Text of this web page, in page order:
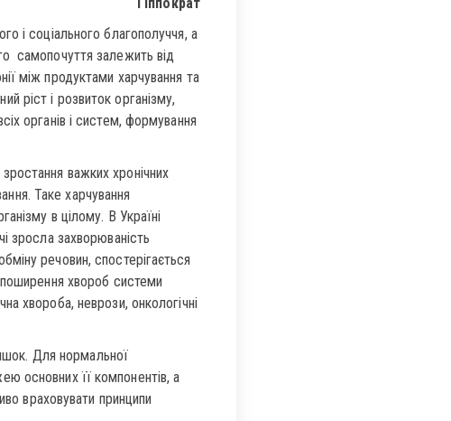
і соціального благополуччя, а
самопочуття залежить від
між продуктами харчування та
ріст і розвиток організму,
органів і систем, формування
важких хронічних
Таке харчування
в цілому. В Україні
зросла захворюваність
речовин, спостерігається
поширення хвороб системи
хвороба, неврози, онкологічні
Для нормальної
основних її компонентів, а
враховувати принципи